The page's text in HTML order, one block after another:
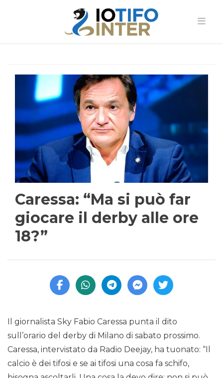
Caressa: “Ma si può far
giocare il derby alle ore
18?”
Il giornalista Sky Fabio Caressa punta il dito
sull’orario del derby di Milano di sabato prossimo.
Caressa, intervistato da Radio Deejay, ha tuonato: “Il
calcio è dei tifosi e se ai tifosi una cosa fa schifo,